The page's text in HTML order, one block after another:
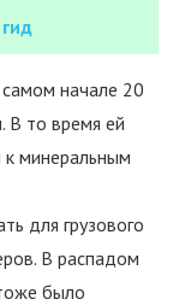
начале 20
В то время ей
минеральным
для грузового
В распадом
было